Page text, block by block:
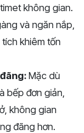
không gian.
và ngăn nắp,
khiêm tốn
Mặc dù
bếp đơn giản,
không gian
đãng hơn.